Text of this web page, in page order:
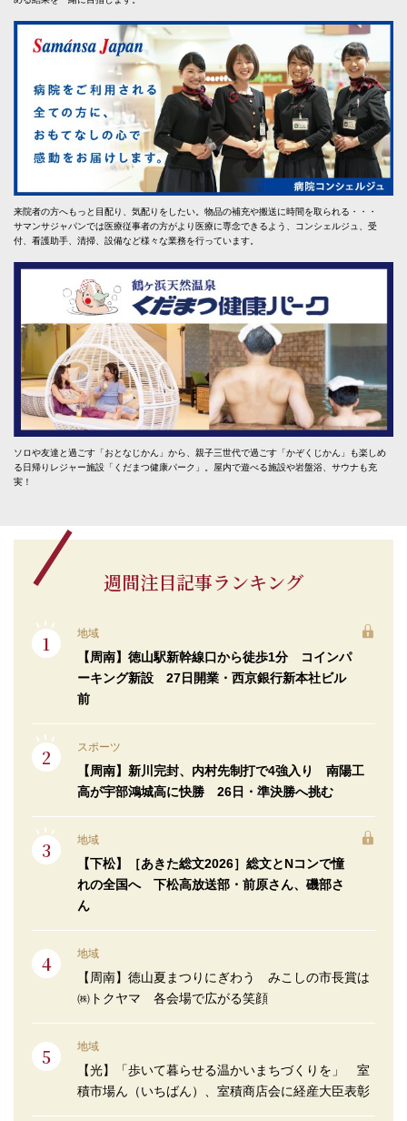
来院者の方へもっと目配り、気配りをしたい。物品の補充や搬送に時間を取られる・・・
サマンサジャパンでは医療従事者の方がより医療に専念できるよう、コンシェルジュ、受
付、看護助手、清掃、設備など様々な業務を行っています。
ソロや友達と過ごす「おとなじかん」から、親子三世代で過ごす「かぞくじかん」も楽しめ
る日帰りレジャー施設「くだまつ健康パーク」。屋内で遊べる施設や岩盤浴、サウナも充
実！
週間注目記事ランキング
地域
【周南】徳山駅新幹線口から徒歩1分 コインパ
ーキング新設 27日開業・西京銀行新本社ビル
前
スポーツ
【周南】新川完封、内村先制打で4強入り 南陽工
高が宇部鴻城高に快勝 26日・準決勝へ挑む
地域
【下松】［あきた総文2026］総文とNコンで憧
れの全国へ 下松高放送部・前原さん、磯部さ
ん
地域
【周南】徳山夏まつりにぎわう みこしの市長賞は
㈱トクヤマ 各会場で広がる笑顔
地域
【光】「歩いて暮らせる温かいまちづくりを」 室
積市場ん（いちばん）、室積商店会に経産大臣表彰